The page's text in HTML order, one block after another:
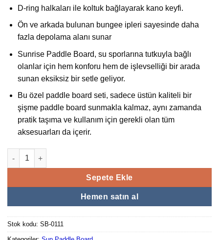
D-ring halkaları ile koltuk bağlayarak kano keyfi.
Ön ve arkada bulunan bungee ipleri sayesinde daha
fazla depolama alanı sunar
Sunrise Paddle Board, su sporlarına tutkuyla bağlı
olanlar için hem konforu hem de işlevselliği bir arada
sunan eksiksiz bir setle geliyor.
Bu özel paddle board seti, sadece üstün kaliteli bir
şişme paddle board sunmakla kalmaz, aynı zamanda
pratik taşıma ve kullanım için gerekli olan tüm
aksesuarları da içerir.
Çift Katman Premium Full Set İsup adet
Sepete Ekle
Hemen satın al
Stok kodu: SB-0111